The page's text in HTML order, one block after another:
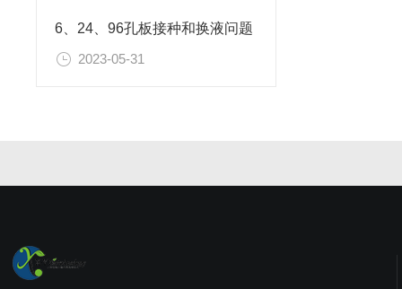
6、24、96孔板接种和换液问题
2023-05-31